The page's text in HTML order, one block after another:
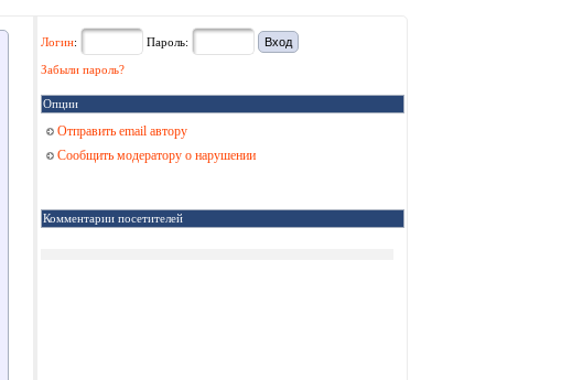
Логин: Пароль:
Забыли пароль?
Опции
Отправить email автору
Сообщить модератору о нарушении
Комментарии посетителей